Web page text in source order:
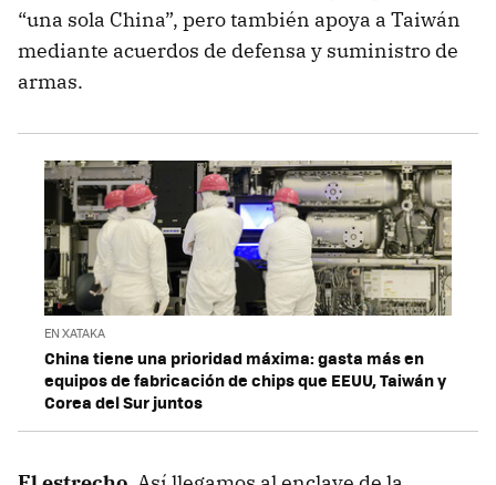
“una sola China”, pero también apoya a Taiwán
mediante acuerdos de defensa y suministro de
armas.
EN XATAKA
China tiene una prioridad máxima: gasta más en
equipos de fabricación de chips que EEUU, Taiwán y
Corea del Sur juntos